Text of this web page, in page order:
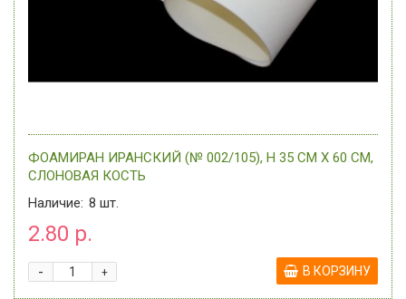
ФОАМИРАН ИРАНСКИЙ (№ 002/105), H 35 СМ Х 60 СМ,
СЛОНОВАЯ КОСТЬ
Наличие: 8 шт.
2.80 р.
+
- В КОРЗИНУ